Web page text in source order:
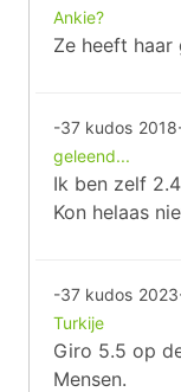
Ankie?
Ze heeft haar
-37 kudos
geleend...
Ik ben zelf
Kon helaas
-37 kudos
Turkije
Giro 5.5 op
Mensen.